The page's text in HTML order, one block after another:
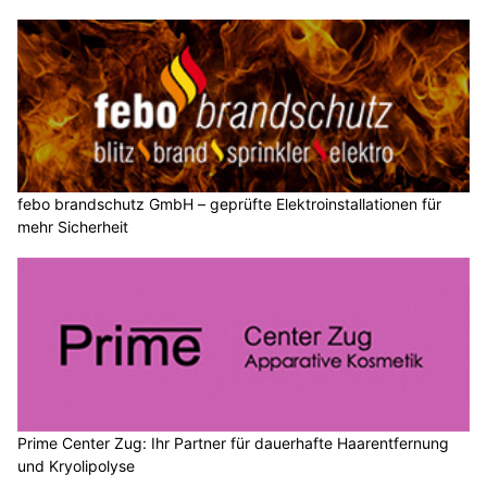
febo brandschutz GmbH – geprüfte Elektroinstallationen für
mehr Sicherheit
Prime Center Zug: Ihr Partner für dauerhafte Haarentfernung
und Kryolipolyse